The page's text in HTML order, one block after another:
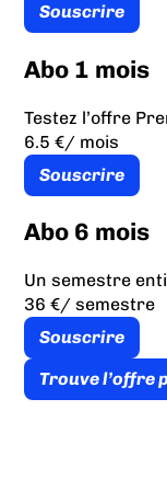
Souscrire
Abo 1 mois
Testez l’offre
6.5 €/ mois
Souscrire
Abo 6 mois
Un semestre
36 €/ semestre
Souscrire
Trouve l’offre